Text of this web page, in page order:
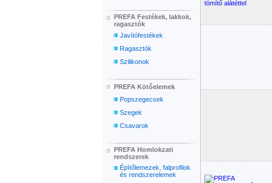
PREFA Festékek, lakkok,
ragasztók
Javítófestékek
Ragasztók
Szilikonok
PREFA Kötőelemek
Popszegecsek
Szegek
Csavarok
PREFA Homlokzati
rendszerek
Építőlemezek, falprofilok
és rendszerelemek